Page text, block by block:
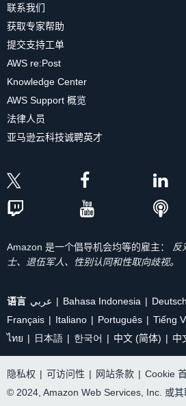
联系我们
获取专家帮助
提交支持工单
AWS re:Post
Knowledge Center
AWS Support 概览
法律人员
亚马逊云科技诚聘英才
Amazon 是一个倡导机会均等的雇主：
反
士、退伍军人、性别认同和性取向歧视。
语言 عربي Bahasa Indonesia Deutsch
Français
Italiano Português Tiếng
ไทย
日本語 한국어 中文 (简体) 中
隐私权 | 可访问性 | 网站条款 | Cookie
© 2024, Amazon Web Services, Inc. 或其